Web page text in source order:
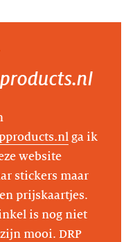
ga ik
website
stickers maar
prijskaartjes.
is nog niet
mooi. DRP